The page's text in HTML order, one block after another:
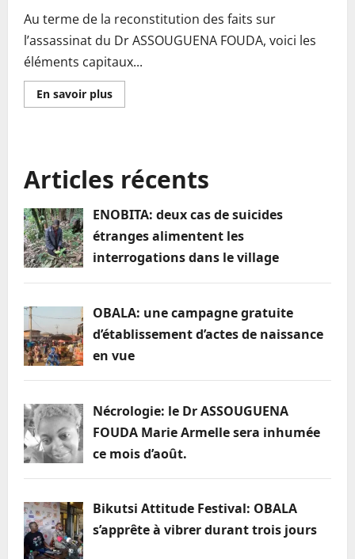
Au terme de la reconstitution des faits sur
l’assassinat du Dr ASSOUGUENA FOUDA, voici les
éléments capitaux...
En savoir plusEn
savoir
ASSOUGUENA:
voici
les
saillants
retenir
Articles récents
ENOBITA: deux cas de suicides
étranges alimentent les
interrogations dans le village
OBALA: une campagne gratuite
d’établissement d’actes de naissance
en vue
Nécrologie: le Dr ASSOUGUENA
FOUDA Marie Armelle sera inhumée
ce mois d’août.
Bikutsi Attitude Festival: OBALA
s’apprête à vibrer durant trois jours